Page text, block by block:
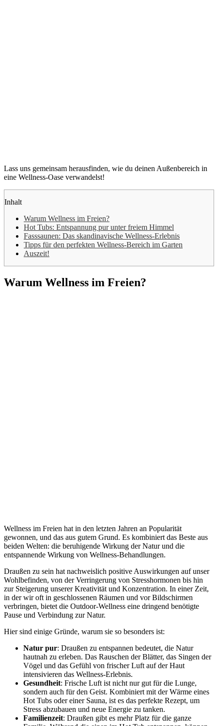
Lass uns gemeinsam herausfinden, wie du deinen Außenbereich in
eine Wellness-Oase verwandelst!
Inhalt
Warum Wellness im Freien?
Hot Tubs: Entspannung pur unter freiem Himmel
Fasssaunen: Das skandinavische Wellness-Erlebnis
Tipps für den perfekten Wellness-Bereich im Garten
Auszeit!
Warum Wellness im Freien?
Wellness im Freien hat in den letzten Jahren an Popularität
gewonnen, und das aus gutem Grund. Es kombiniert das Beste aus
beiden Welten: die beruhigende Wirkung der Natur und die
entspannende Wirkung von Wellness-Behandlungen.
Draußen zu sein hat nachweislich positive Auswirkungen auf unser
Wohlbefinden, von der Verringerung von Stresshormonen bis hin
zur Steigerung unserer Kreativität und Konzentration. In einer Zeit,
in der wir oft in geschlossenen Räumen und vor Bildschirmen
verbringen, bietet die Outdoor-Wellness eine dringend benötigte
Pause und Verbindung zur Natur.
Hier sind einige Gründe, warum sie so besonders ist:
Natur pur: Draußen zu entspannen bedeutet, die Natur
hautnah zu erleben. Das Rauschen der Blätter, das Singen der
Vögel und das Gefühl von frischer Luft auf der Haut
intensivieren das Wellness-Erlebnis.
Gesundheit: Frische Luft ist nicht nur gut für die Lunge,
sondern auch für den Geist. Kombiniert mit der Wärme eines
Hot Tubs oder einer Sauna, ist es das perfekte Rezept, um
Stress abzubauen und neue Energie zu tanken.
Familienzeit: Draußen gibt es mehr Platz für die ganze